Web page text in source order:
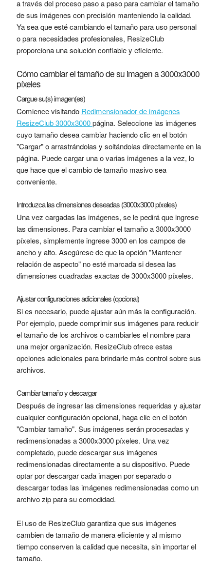
a través del proceso paso a paso para cambiar el tamaño
de sus imágenes con precisión manteniendo la calidad.
Ya sea que esté cambiando el tamaño para uso personal
o para necesidades profesionales, ResizeClub
proporciona una solución confiable y eficiente.
Cómo cambiar el tamaño de su imagen a 3000x3000
píxeles
Cargue su(s) imagen(es)
Comience visitando Redimensionador de imágenes
ResizeClub 3000x3000página. Seleccione las imágenes
cuyo tamaño desea cambiar haciendo clic en el botón
"Cargar" o arrastrándolas y soltándolas directamente en la
página. Puede cargar una o varias imágenes a la vez, lo
que hace que el cambio de tamaño masivo sea
conveniente.
Introduzca las dimensiones deseadas (3000x3000 píxeles)
Una vez cargadas las imágenes, se le pedirá que ingrese
las dimensiones. Para cambiar el tamaño a 3000x3000
píxeles, simplemente ingrese 3000 en los campos de
ancho y alto. Asegúrese de que la opción "Mantener
relación de aspecto" no esté marcada si desea las
dimensiones cuadradas exactas de 3000x3000 píxeles.
Ajustar configuraciones adicionales (opcional)
Si es necesario, puede ajustar aún más la configuración.
Por ejemplo, puede comprimir sus imágenes para reducir
el tamaño de los archivos o cambiarles el nombre para
una mejor organización. ResizeClub ofrece estas
opciones adicionales para brindarle más control sobre sus
archivos.
Cambiar tamaño y descargar
Después de ingresar las dimensiones requeridas y ajustar
cualquier configuración opcional, haga clic en el botón
"Cambiar tamaño". Sus imágenes serán procesadas y
redimensionadas a 3000x3000 píxeles. Una vez
completado, puede descargar sus imágenes
redimensionadas directamente a su dispositivo. Puede
optar por descargar cada imagen por separado o
descargar todas las imágenes redimensionadas como un
archivo zip para su comodidad.
El uso de ResizeClub garantiza que sus imágenes
cambien de tamaño de manera eficiente y al mismo
tiempo conserven la calidad que necesita, sin importar el
tamaño.